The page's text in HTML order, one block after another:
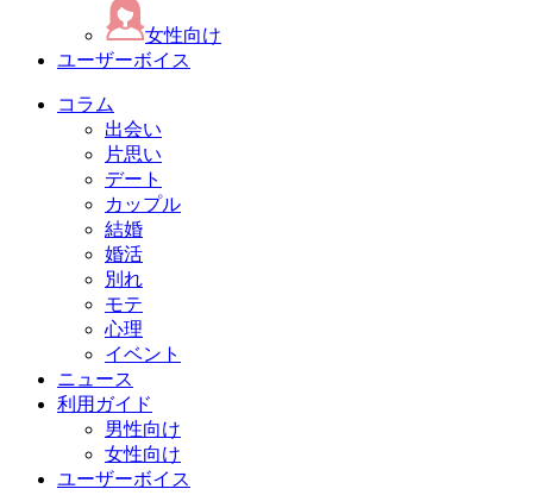
女性向け
ユーザーボイス
コラム
出会い
片思い
デート
カップル
結婚
婚活
別れ
モテ
心理
イベント
ニュース
利用ガイド
男性向け
女性向け
ユーザーボイス